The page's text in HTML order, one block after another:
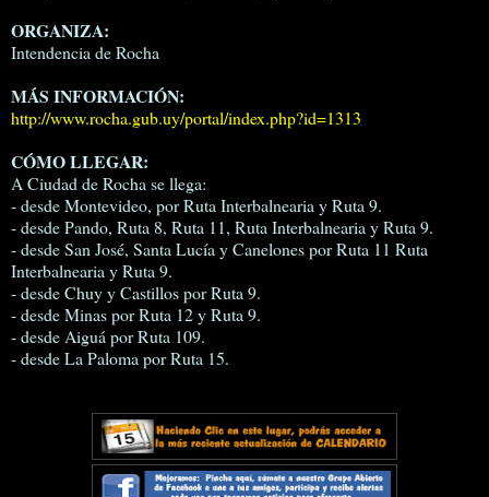
ORGANIZA:
Intendencia de Rocha
MÁS INFORMACIÓN:
http://www.rocha.gub.uy/portal/index.php?id=1313
CÓMO LLEGAR:
A Ciudad de Rocha se llega:
- desde Montevideo, por Ruta Interbalnearia y Ruta 9.
- desde Pando, Ruta 8, Ruta 11, Ruta Interbalnearia y Ruta 9.
- desde San José, Santa Lucía y Canelones por Ruta 11 Ruta
Interbalnearia y Ruta 9.
- desde Chuy y Castillos por Ruta 9.
- desde Minas por Ruta 12 y Ruta 9.
- desde Aiguá por Ruta 109.
- desde La Paloma por Ruta 15.